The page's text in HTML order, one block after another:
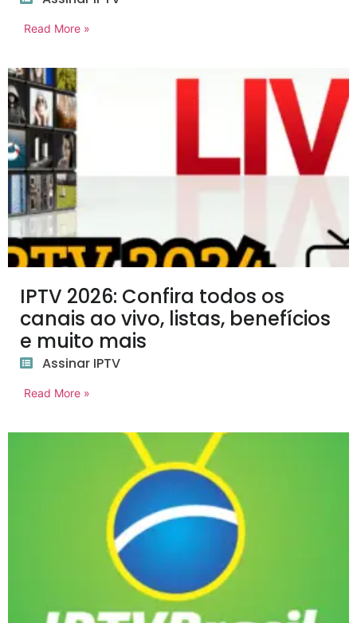
Read More »
IPTV 2026: Confira todos os
canais ao vivo, listas, benefícios
e muito mais
Assinar IPTV
Read More »